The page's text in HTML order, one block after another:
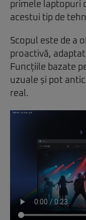
primele laptopuri
acestui tip de
Scopul este de a
proactivă,
Funcțiile bazate
uzuale și pot
real.